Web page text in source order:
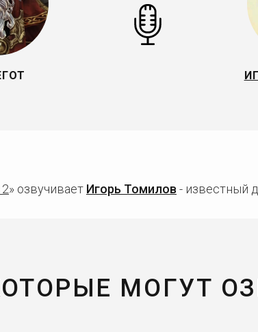
» озвучивает Игорь Томилов - известный
МОГУТ